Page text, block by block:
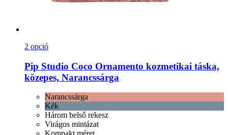
2 opció
Pip Studio Coco Ornamento kozmetikai táska,
közepes, Narancssárga
Narancssárga
Kék
Három belső rekesz
Virágos mintázat